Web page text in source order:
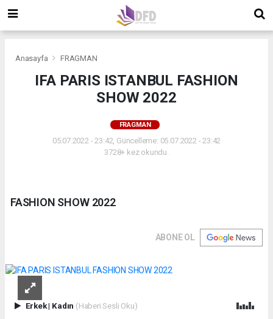
Anasayfa FRAGMAN
IFA PARIS ISTANBUL FASHION
SHOW 2022
FRAGMAN
05.07.2022 - 23:42, Güncelleme: 05.07.2022 - 23:42
3728+ kez okundu.
FASHION SHOW 2022
ABONE OL
Erkek| Kadın (Haberi Sesli Oku)